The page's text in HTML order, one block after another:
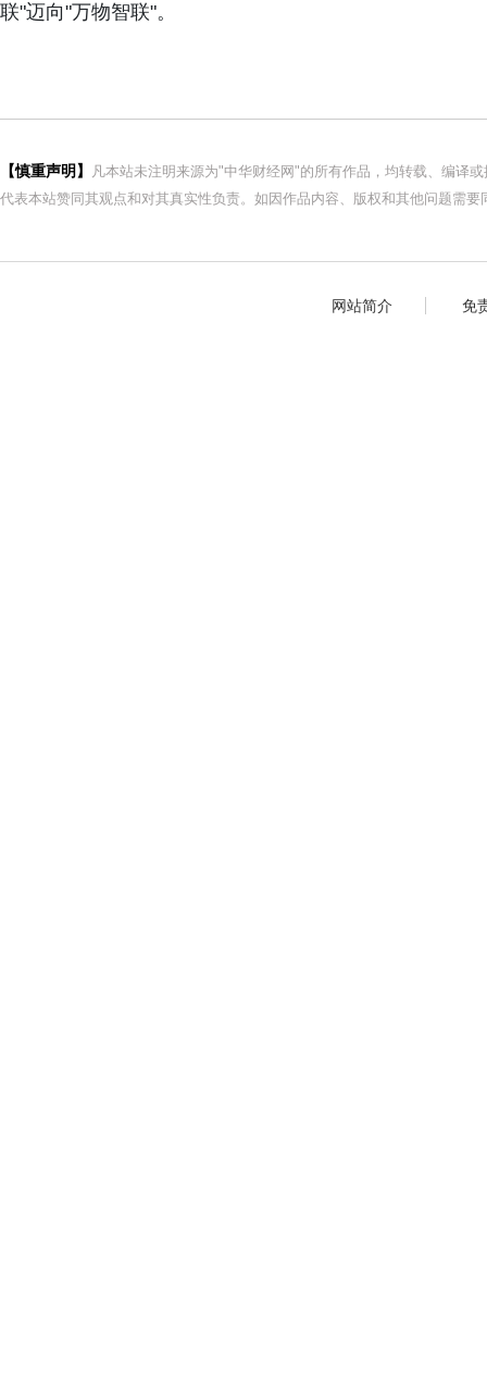
联"迈向"万物智联"。
【慎重声明】
凡本站未注明来源为"中华财经网"的所有作品，均转载、编译
代表本站赞同其观点和对其真实性负责。如因作品内容、版权和其他问题需
网站简介 免